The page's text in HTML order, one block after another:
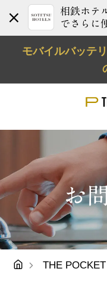
相鉄ホテ
でさらに
モバイルバッテ
お
THE